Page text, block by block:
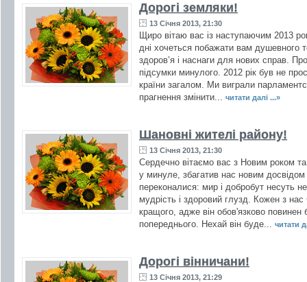
Дорогі земляки!
13 Січня 2013, 21:30
Щиро вітаю вас із наступаючим 2013
дні хочеться побажати вам душевного
здоров’я і наснаги для нових справ.
підсумки минулого. 2012 рік був не
країни загалом. Ми виграли
прагнення змінити... читати далі ...»
Шановні жителі району!
13 Січня 2013, 21:30
Сердечно вітаємо вас з Новим роком
у минуле, збагатив нас новим
переконалися: мир і добробут несуть
мудрість і здоровий глузд. Кожен з нас
кращого, адже він обов'язково повинен
попереднього. Нехай він буде... читати
Дорогі вінничани!
13 Січня 2013, 21:29